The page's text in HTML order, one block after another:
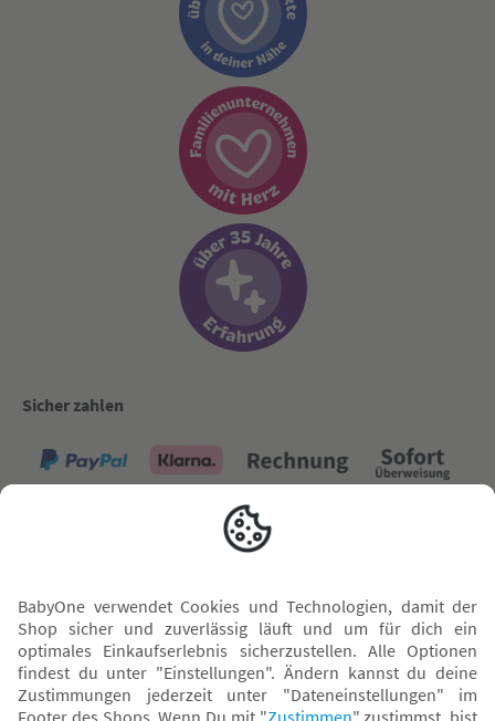
Sicher zahlen